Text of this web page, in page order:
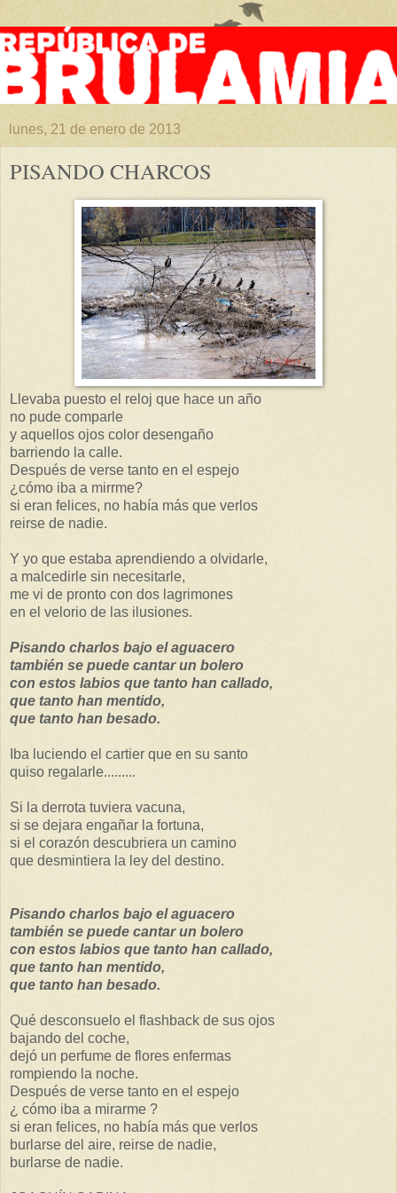
lunes, 21 de enero de 2013
PISANDO CHARCOS
Llevaba puesto el reloj que hace un año
no pude comparle
y aquellos ojos color desengaño
barriendo la calle.
Después de verse tanto en el espejo
¿cómo iba a mirrme?
si eran felices, no había más que verlos
reirse de nadie.
Y yo que estaba aprendiendo a olvidarle,
a malcedirle sin necesitarle,
me vi de pronto con dos lagrimones
en el velorio de las ilusiones.
Pisando charlos bajo el aguacero
también se puede cantar un bolero
con estos labios que tanto han callado,
que tanto han mentido,
que tanto han besado.
Iba luciendo el cartier que en su santo
quiso regalarle.........
Si la derrota tuviera vacuna,
si se dejara engañar la fortuna,
si el corazón descubriera un camino
que desmintiera la ley del destino.
Pisando charlos bajo el aguacero
también se puede cantar un bolero
con estos labios que tanto han callado,
que tanto han mentido,
que tanto han besado.
Qué desconsuelo el flashback de sus ojos
bajando del coche,
dejó un perfume de flores enfermas
rompiendo la noche.
Después de verse tanto en el espejo
¿ cómo iba a mirarme ?
si eran felices, no había más que verlos
burlarse del aire, reirse de nadie,
burlarse de nadie.